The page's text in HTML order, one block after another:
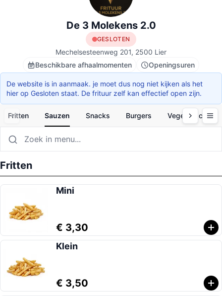
De 3 Molekens 2.0
GESLOTEN
Mechelsesteenweg 201, 2500 Lier
Beschikbare afhaalmomenten
Openingsuren
De website is in aanmaak. je moet dus nog niet kijken als het
hier op Gesloten staat. De frituur zelf kan effectief open zijn.
Fritten Sauzen Snacks Burgers Vegetarisch
Fritten
Mini
€ 3,30
Klein
€ 3,50